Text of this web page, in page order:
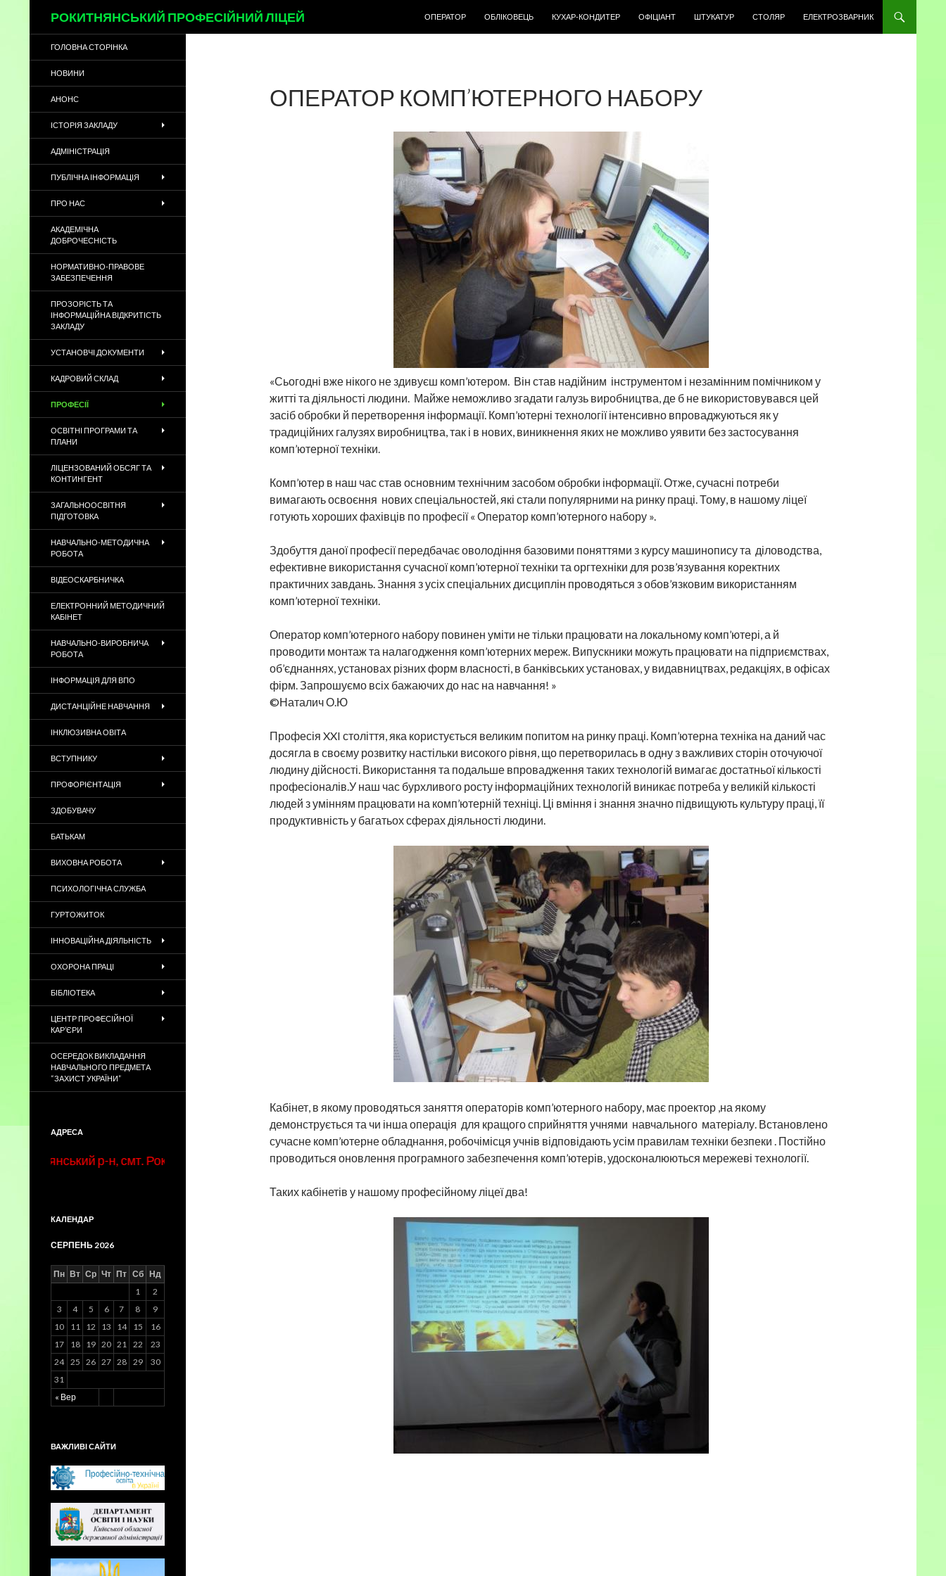
РОКИТНЯНСЬКИЙ ПРОФЕСІЙНИЙ ЛІЦЕЙ
ОПЕРАТОР
ОБЛІКОВЕЦЬ КУХАР-КОНДИТЕР ОФІЦІАНТ ШТУКАТУР СТОЛЯР ЕЛЕКТРОЗВАРНИК
ОПЕРАТОР КОМП’ЮТЕРНОГО НАБОРУ
«Сьогодні вже нікого не здивуєш комп’ютером. Він став надійним інструментом і незамінним помічником у
житті та діяльності людини. Майже неможливо згадати галузь виробництва, де б не використовувався цей
засіб обробки й перетворення інформації. Комп’ютерні технології інтенсивно впроваджуються як у
традиційних галузях виробництва, так і в нових, виникнення яких не можливо уявити без застосування
комп’ютерної техніки.
Комп’ютер в наш час став основним технічним засобом обробки інформації. Отже, сучасні потреби
вимагають освоєння нових спеціальностей, які стали популярними на ринку праці. Тому, в нашому ліцеї
готують хороших фахівців по професії « Оператор комп’ютерного набору ».
Здобуття даної професії передбачає оволодіння базовими поняттями з курсу машинопису та діловодства,
ефективне використання сучасної комп’ютерної техніки та оргтехніки для розв’язування коректних
практичних завдань. Знання з усіх спеціальних дисциплін проводяться з обов’язковим використанням
комп’ютерної техніки.
Оператор комп’ютерного набору повинен уміти не тільки працювати на локальному комп’ютері, а й
проводити монтаж та налагодження комп’ютерних мереж. Випускники можуть працювати на підприємствах,
об’єднаннях, установах різних форм власності, в банківських установах, у видавництвах, редакціях, в офісах
фірм. Запрошуємо всіх бажаючих до нас на навчання! »
©Наталич О.Ю
Професія XXI століття, яка користується великим попитом на ринку праці. Комп’ютерна техніка на даний час
досягла в своєму розвитку настільки високого рівня, що перетворилась в одну з важливих сторін оточуючої
людину дійсності. Використання та подальше впровадження таких технологій вимагає достатньої кількості
професіоналів.У наш час бурхливого росту інформаційних технологій виникає потреба у великій кількості
людей з умінням працювати на комп’ютерній техніці. Ці вміння і знання значно підвищують культуру праці, її
продуктивність у багатьох сферах діяльності людини.
Кабінет, в якому проводяться заняття операторів комп’ютерного набору, має проектор ,на якому
демонструється та чи інша операція для кращого сприйняття учнями навчального матеріалу. Встановлено
сучасне комп’ютерне обладнання, робочімісця учнів відповідають усім правилам техніки безпеки . Постійно
проводиться оновлення програмного забезпечення комп’ютерів, удосконалюються мережеві технології.
Таких кабінетів у нашому професійному ліцеї два!
ГОЛОВНА СТОРІНКА
НОВИНИ
АНОНС
ІСТОРІЯ ЗАКЛАДУ
АДМІНІСТРАЦІЯ
ПУБЛІЧНА ІНФОРМАЦІЯ
ПРО НАС
АКАДЕМІЧНА
ДОБРОЧЕСНІСТЬ
НОРМАТИВНО-ПРАВОВЕ
ЗАБЕЗПЕЧЕННЯ
ПРОЗОРІСТЬ ТА
ІНФОРМАЦІЙНА ВІДКРИТІСТЬ
ЗАКЛАДУ
УСТАНОВЧІ ДОКУМЕНТИ
КАДРОВИЙ СКЛАД
ПРОФЕСІЇ
ОСВІТНІ ПРОГРАМИ ТА
ПЛАНИ
ЛІЦЕНЗОВАНИЙ ОБСЯГ ТА
КОНТИНГЕНТ
ЗАГАЛЬНООСВІТНЯ
ПІДГОТОВКА
НАВЧАЛЬНО-МЕТОДИЧНА
РОБОТА
ВІДЕОСКАРБНИЧКА
ЕЛЕКТРОННИЙ МЕТОДИЧНИЙ
КАБІНЕТ
НАВЧАЛЬНО-ВИРОБНИЧА
РОБОТА
ІНФОРМАЦІЯ ДЛЯ ВПО
ДИСТАНЦІЙНЕ НАВЧАННЯ
ІНКЛЮЗИВНА ОВІТА
ВСТУПНИКУ
ПРОФОРІЄНТАЦІЯ
ЗДОБУВАЧУ
БАТЬКАМ
ВИХОВНА РОБОТА
ПСИХОЛОГІЧНА СЛУЖБА
ГУРТОЖИТОК
ІННОВАЦІЙНА ДІЯЛЬНІСТЬ
ОХОРОНА ПРАЦІ
БІБЛІОТЕКА
ЦЕНТР ПРОФЕСІЙНОЇ
КАР’ЄРИ
ОСЕРЕДОК ВИКЛАДАННЯ
НАВЧАЛЬНОГО ПРЕДМЕТА
“ЗАХИСТ УКРАЇНИ”
АДРЕСА
р-н, смт. Рокитне, вул. Ентузіастів, 4, тел./факс (04562)6-11-35, (04562)6-17-81 e-mail: RokPL@ukr.net
КАЛЕНДАР
СЕРПЕНЬ 2026
Пн Вт Ср Чт Пт Сб Нд
« Вер
1
2
3
4 5 6 7 8
9
10
11 12 13 14 15
16
17
18 19 20 21 22
23
24 25 26 27 28 29
30
31
ВАЖЛИВІ САЙТИ